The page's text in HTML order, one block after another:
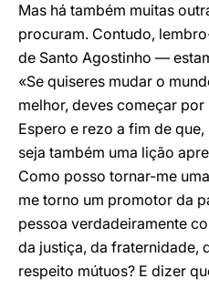
Mas há também muitas
procuram. Contudo,
de Santo Agostinho —
«Se quiseres mudar o
melhor, deves começar
Espero e rezo a fim de
seja também uma lição
Como posso tornar-me
me torno um promotor da
pessoa verdadeiramente
da justiça, da fraternidade,
respeito mútuos? E dizer